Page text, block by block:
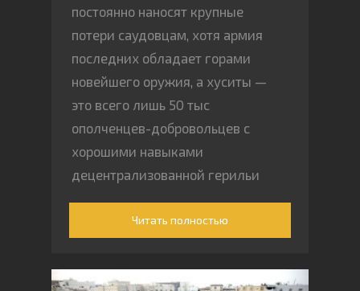
постоянно наносят крупные
потери саудовцам, хотя армия
последних обладает горами
новейшего оружия, а хуситы —
это всего лишь 50 тыс
ополченцев-добровольцев с
хорошими навыками
децентрализованной герильи
Читать полностью